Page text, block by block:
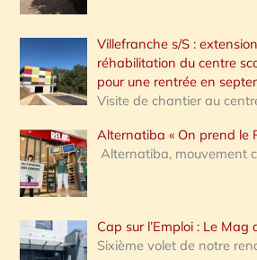
Villefranche s/S :
réhabilitation du centre
pour une rentrée en
Visite de chantier au
Alternatiba « On prend le
Alternatiba, mouvement
Cap sur l’Emploi : Le Mag
Sixième volet de notre